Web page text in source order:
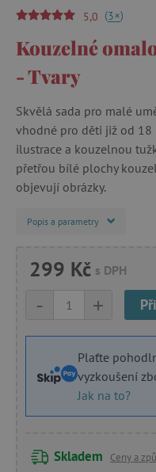
5,0 (3+)
Kouzelné
- Tvary
Skvělá sada pro malé
vhodné pro děti již od 18
ilustrace a kouzelnou
přetřou bílé plochy
objevují obrázky.
Popis a parametry
299 Kč s DPH
+
-
Plaťte
vyzkoušení
Jak na to?
Skladem Ceny a